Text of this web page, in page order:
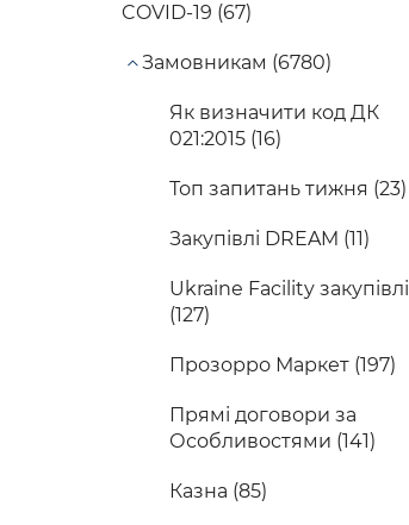
COVID-19 (67)
Замовникам (6780)
Як визначити код ДК
021:2015 (16)
Топ запитань тижня (23)
Закупівлі DREAM (11)
Ukraine Facility закупівлі
(127)
Прозорро Маркет (197)
Прямі договори за
Особливостями (141)
Казна (85)